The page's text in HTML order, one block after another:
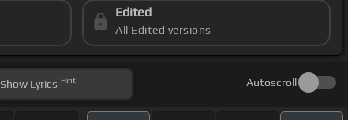
Edited
All Edited versions
Show Lyrics Hint Autoscroll